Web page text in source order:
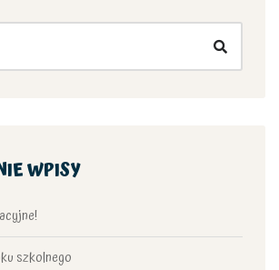
WPISY
szkolnego